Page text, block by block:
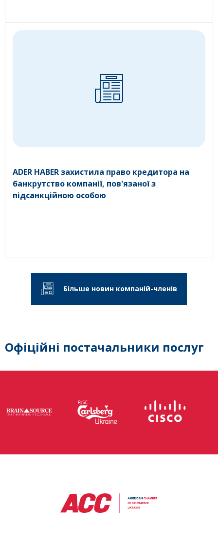
ADER HABER захистила право кредитора на
банкрутство компанії, пов'язаної з
підсанкційною особою
Більше новин компаній-членів
Офіційні постачальники послуг